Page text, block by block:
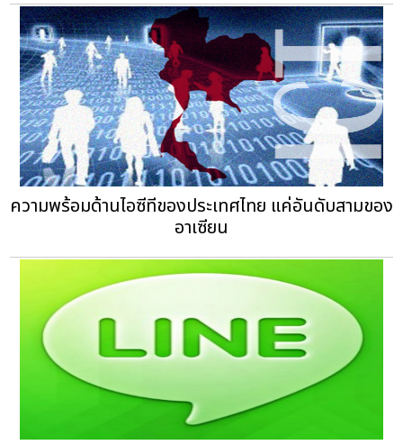
ความพร้อมด้านไอซีทีของประเทศไทย แค่อันดับสามของ
อาเซียน